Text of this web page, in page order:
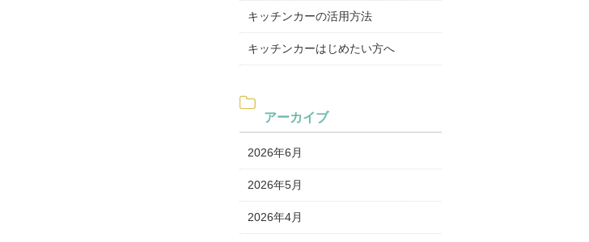
キッチンカーの活用方法
キッチンカーはじめたい方へ
アーカイブ
2026年6月
2026年5月
2026年4月